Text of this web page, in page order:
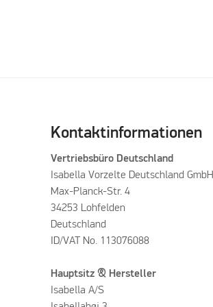
Kontaktinformationen
Vertriebsbüro Deutschland
Isabella Vorzelte Deutschland GmbH
Max-Planck-Str. 4
34253 Lohfelden
Deutschland
ID/VAT No. 113076088
Hauptsitz & Hersteller
Isabella A/S